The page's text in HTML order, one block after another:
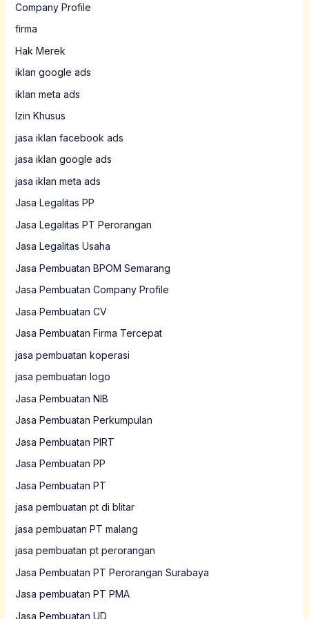
Company Profile
firma
Hak Merek
iklan google ads
iklan meta ads
Izin Khusus
jasa iklan facebook ads
jasa iklan google ads
jasa iklan meta ads
Jasa Legalitas PP
Jasa Legalitas PT Perorangan
Jasa Legalitas Usaha
Jasa Pembuatan BPOM Semarang
Jasa Pembuatan Company Profile
Jasa Pembuatan CV
Jasa Pembuatan Firma Tercepat
jasa pembuatan koperasi
jasa pembuatan logo
Jasa Pembuatan NIB
Jasa Pembuatan Perkumpulan
Jasa Pembuatan PIRT
Jasa Pembuatan PP
Jasa Pembuatan PT
jasa pembuatan pt di blitar
jasa pembuatan PT malang
jasa pembuatan pt perorangan
Jasa Pembuatan PT Perorangan Surabaya
Jasa pembuatan PT PMA
Jasa Pembuatan UD